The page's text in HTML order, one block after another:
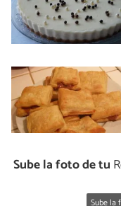
Sube la foto de tu
Sube la